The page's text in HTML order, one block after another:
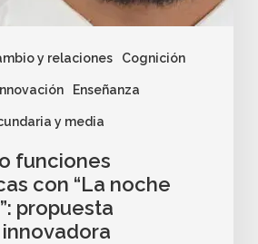
y relaciones Cognición
Enseñanza
y media
funciones
con “La noche
propuesta